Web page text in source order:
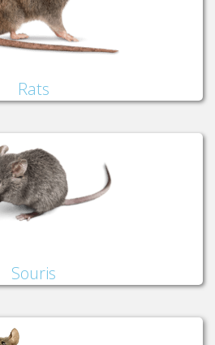
Rats
Souris